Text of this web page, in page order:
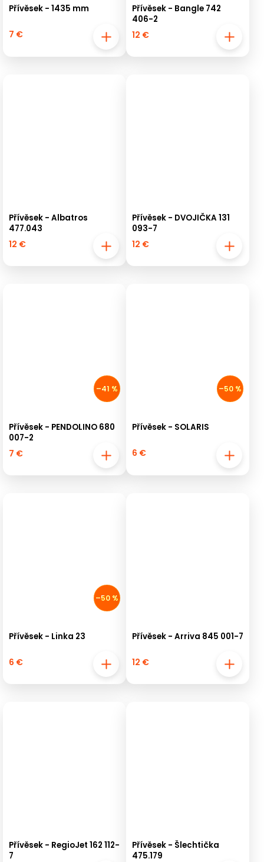
Přívěsek - 1435 mm
7 €
Přívěsek - Bangle 742
406-2
12 €
Přívěsek - Albatros
477.043
12 €
Přívěsek - DVOJIČKA 131
093-7
12 €
–41 %
Přívěsek - PENDOLINO 680
007-2
7 €
–50 %
Přívěsek - SOLARIS
6 €
–50 %
Přívěsek - Linka 23
6 €
Přívěsek - Arriva 845 001-7
12 €
Přívěsek - RegioJet 162 112-
7
Přívěsek - Šlechtička
475.179